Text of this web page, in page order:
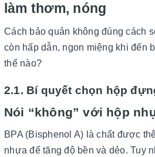
làm thơm, nóng
Cách bảo quản không đúng cách
còn hấp dẫn, ngon miệng khi đến
thế nào?
2.1. Bí quyết chọn hộp
Nói “không” với hộp
BPA (Bisphenol A) là chất được
nhựa để tăng độ bền và dẻo. Tuy